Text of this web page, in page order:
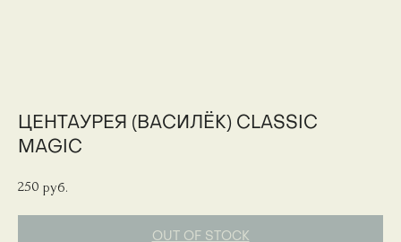
ЦЕНТАУРЕЯ (ВАСИЛЁК) CLASSIC
MAGIC
250 руб.
OUT OF STOCK